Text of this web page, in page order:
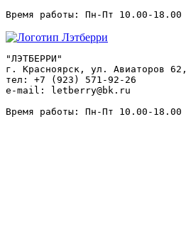
"ЛЭТБЕРРИ"
г. Красноярск, ул. Авиаторов 62,
тел: +7 (923) 571-92-26
e-mail: letberry@bk.ru